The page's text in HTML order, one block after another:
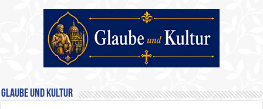
Glaube und Kultur